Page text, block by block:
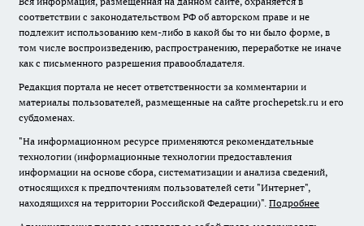
соответствии с законодательством РФ об авторском праве и не
подлежит использованию кем-либо в какой бы то ни было форме, в
том числе воспроизведению, распространению, переработке не иначе
как с письменного разрешения правообладателя.
Редакция портала не несет ответственности за комментарии и
материалы пользователей, размещенные на сайте prochepetsk.ru и его
субдоменах.
"На информационном ресурсе применяются рекомендательные
технологии (информационные технологии предоставления
информации на основе сбора, систематизации и анализа сведений,
относящихся к предпочтениям пользователей сети "Интернет",
находящихся на территории Российской Федерации)". Подробнее